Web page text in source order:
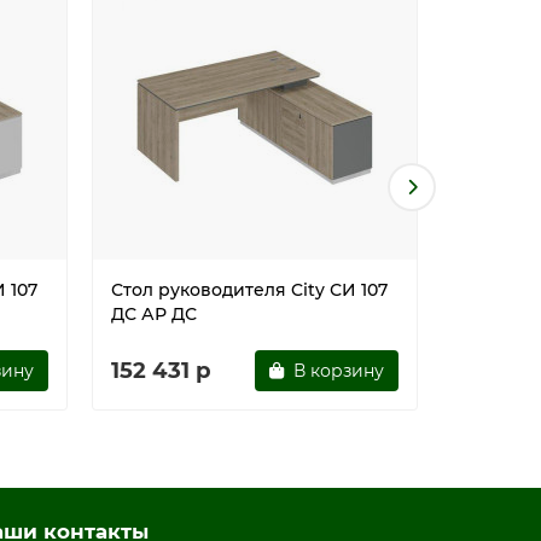
107
Стол руководителя City СИ 107
ДС АР ДС
152 431 р В корзину
контакты